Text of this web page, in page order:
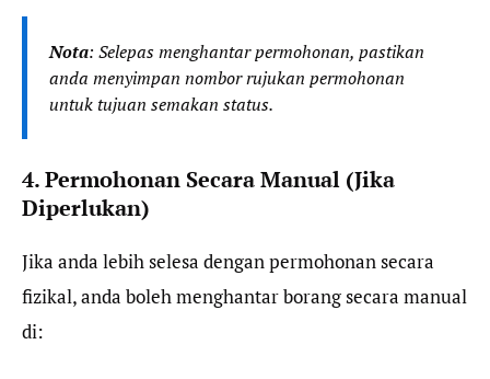
Nota: Selepas menghantar permohonan, pastikan
anda menyimpan nombor rujukan permohonan
untuk tujuan semakan status.
4. Permohonan Secara Manual (Jika
Diperlukan)
Jika anda lebih selesa dengan permohonan secara
fizikal, anda boleh menghantar borang secara manual
di: